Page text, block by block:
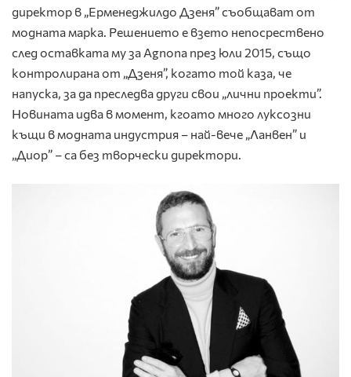
директор в „Ерменеджилдо Дзеня” съобщават от
модната марка. Решението е взето непосрествено
след оставката му за Agnona през юли 2015, също
контролирана от „Дзеня”, когато той каза, че
напуска, за да преследва други свои „лични проекти”.
Новината идва в момент, кгоато много луксозни
къщи в модната индустрия – най-вече „Ланвен” и
„Диор” – са без творчески директори.